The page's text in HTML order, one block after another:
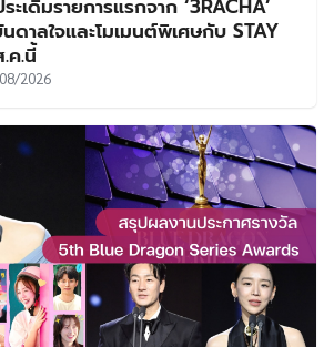
เดิมรายการแรกจาก ‘3RACHA’
ดาลใจและโมเมนต์พิเศษกับ STAY
ค.นี้
2026